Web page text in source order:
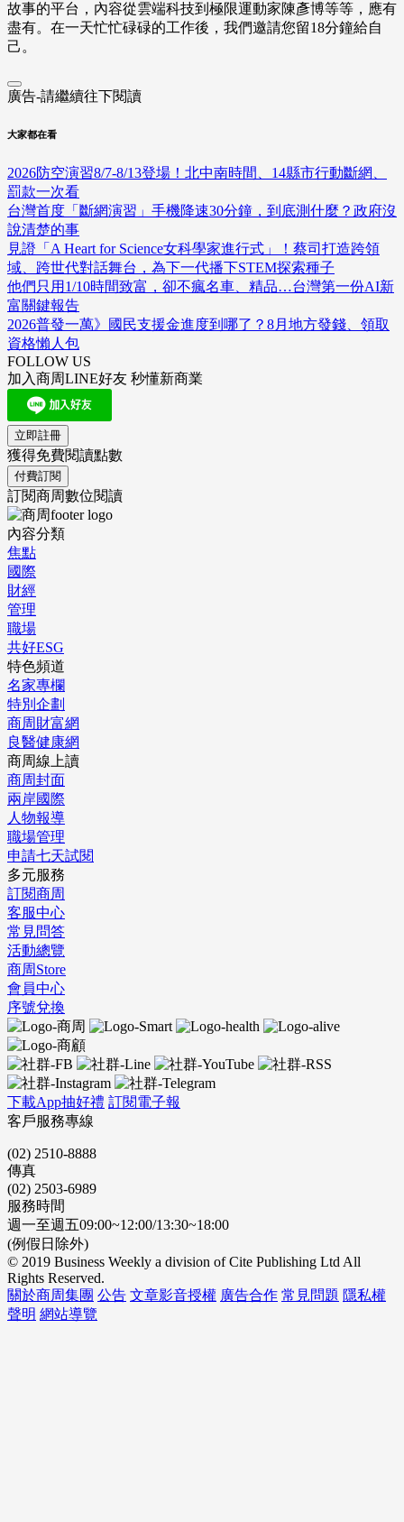
故事的平台，內容從雲端科技到極限運動家陳彥博等等，應有
盡有。在一天忙忙碌碌的工作後，我們邀請您留18分鐘給自
己。
廣告-請繼續往下閱讀
大家都在看
2026防空演習8/7-8/13登場！北中南時間、14縣市行動斷網、
罰款一次看
台灣首度「斷網演習」手機降速30分鐘，到底測什麼？政府沒
說清楚的事
見證「A Heart for Science女科學家進行式」！蔡司打造跨領
域、跨世代對話舞台，為下一代播下STEM探索種子
他們只用1/10時間致富，卻不瘋名車、精品…台灣第一份AI新
富關鍵報告
2026普發一萬》國民支援金進度到哪了？8月地方發錢、領取
資格懶人包
FOLLOW US
加入商周LINE好友 秒懂新商業
立即註冊
獲得免費閱讀點數
付費訂閱
訂閱商周數位閱讀
內容分類
焦點
國際
財經
管理
職場
共好ESG
特色頻道
名家專欄
特別企劃
商周財富網
良醫健康網
商周線上讀
商周封面
兩岸國際
人物報導
職場管理
申請七天試閱
多元服務
訂閱商周
客服中心
常見問答
活動總覽
商周Store
會員中心
序號兌換
下載App抽好禮 訂閱電子報
客戶服務專線
(02) 2510-8888
傳真
(02) 2503-6989
服務時間
週一至週五09:00~12:00/13:30~18:00
(例假日除外)
© 2019 Business Weekly a division of Cite Publishing Ltd All
Rights Reserved.
關於商周集團 公告 文章影音授權 廣告合作 常見問題 隱私權
聲明 網站導覽